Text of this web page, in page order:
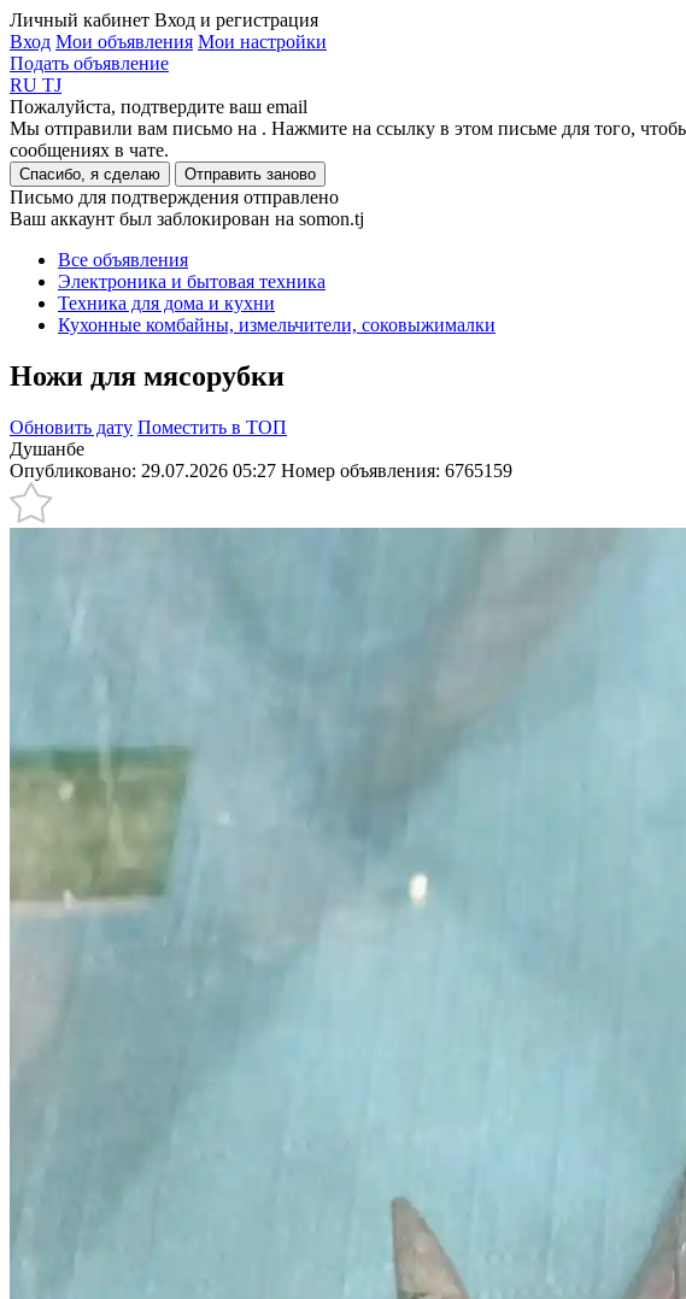
Личный кабинет Вход и регистрация
Вход Мои объявления Мои настройки
Подать объявление
RU TJ
Пожалуйста, подтвердите ваш email
Мы отправили вам письмо на . Нажмите на ссылку в этом письме для того,
сообщениях в чате.
Спасибо, я сделаю Отправить заново
Письмо для подтверждения отправлено
Ваш аккаунт был заблокирован на somon.tj
Все объявления
Электроника и бытовая техника
Техника для дома и кухни
Кухонные комбайны, измельчители, соковыжималки
Ножи для мясорубки
Обновить дату Поместить в ТОП
Душанбе
Опубликовано: 29.07.2026 05:27 Номер объявления: 6765159